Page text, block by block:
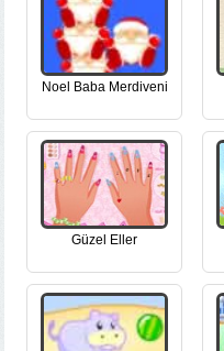
Noel Baba Merdiveni
Güzel Eller